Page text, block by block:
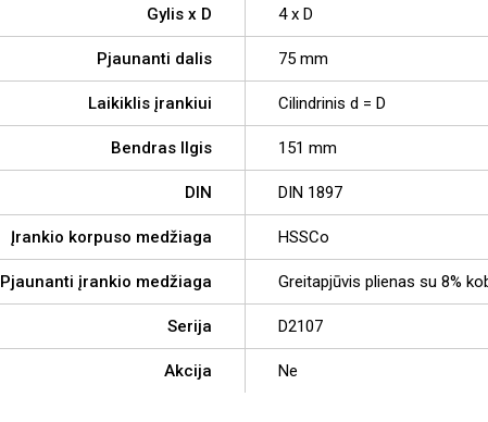
Gylis x D 4 x D
Pjaunanti dalis 75 mm
Laikiklis įrankiui Cilindrinis d = D
Bendras Ilgis 151 mm
DIN DIN 1897
Įrankio korpuso medžiaga HSSCo
Pjaunanti įrankio medžiaga Greitapjūvis plienas su 8%
Serija D2107
Akcija Ne